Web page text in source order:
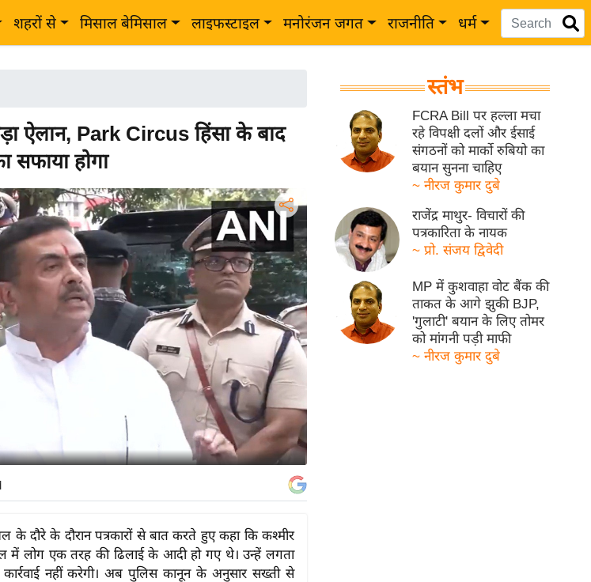
शहरों से मिसाल बेमिसाल लाइफस्टाइल मनोरंजन जगत राजनीति धर्म
ऐलान, Park Circus हिंसा के बाद
सफाया होगा
के दौरे के दौरान पत्रकारों से बात करते हुए कहा कि कश्मीर
में लोग एक तरह की ढिलाई के आदी हो गए थे। उन्हें लगता
नहीं करेगी। अब पुलिस कानून के अनुसार सख्ती से
स्तंभ
FCRA Bill पर हल्ला मचा
रहे विपक्षी दलों और ईसाई
संगठनों को मार्को रुबियो का
बयान सुनना चाहिए
~ नीरज कुमार दुबे
राजेंद्र माथुर- विचारों की
पत्रकारिता के नायक
~ प्रो. संजय द्विवेदी
MP में कुशवाहा वोट बैंक की
ताकत के आगे झुकी BJP,
'गुलाटी' बयान के लिए तोमर
को मांगनी पड़ी माफी
~ नीरज कुमार दुबे